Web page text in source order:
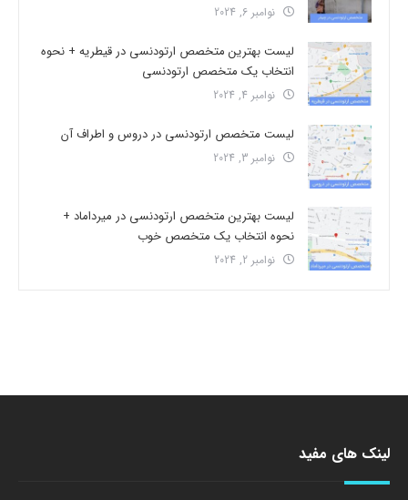
نوامبر 6, 2024
لیست بهترین متخصص ارتودنسی در قیطریه + نحوه
انتخاب یک متخصص ارتودنسی
نوامبر 4, 2024
لیست متخصص ارتودنسی در دروس و اطراف آن
نوامبر 3, 2024
لیست بهترین متخصص ارتودنسی در میرداماد +
نحوه انتخاب یک متخصص خوب
نوامبر 2, 2024
لینک های مفید